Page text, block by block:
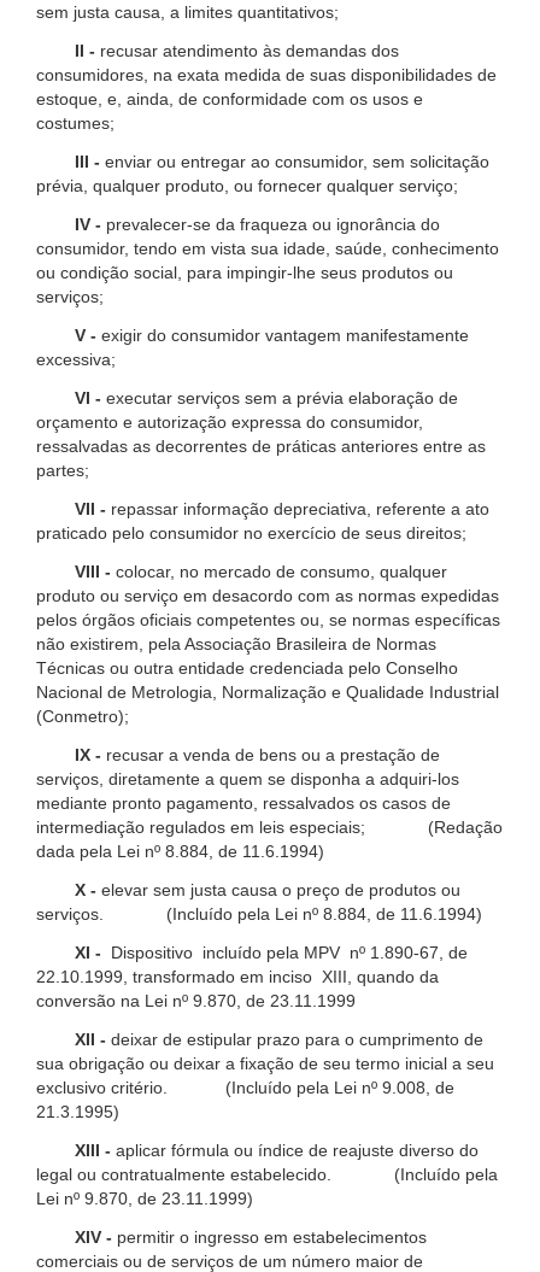
sem justa causa, a limites quantitativos;
II - recusar atendimento às demandas dos
consumidores, na exata medida de suas disponibilidades de
estoque, e, ainda, de conformidade com os usos e
costumes;
III - enviar ou entregar ao consumidor, sem solicitação
prévia, qualquer produto, ou fornecer qualquer serviço;
IV - prevalecer-se da fraqueza ou ignorância do
consumidor, tendo em vista sua idade, saúde, conhecimento
ou condição social, para impingir-lhe seus produtos ou
serviços;
V - exigir do consumidor vantagem manifestamente
excessiva;
VI - executar serviços sem a prévia elaboração de
orçamento e autorização expressa do consumidor,
ressalvadas as decorrentes de práticas anteriores entre as
partes;
VII - repassar informação depreciativa, referente a ato
praticado pelo consumidor no exercício de seus direitos;
VIII - colocar, no mercado de consumo, qualquer
produto ou serviço em desacordo com as normas expedidas
pelos órgãos oficiais competentes ou, se normas específicas
não existirem, pela Associação Brasileira de Normas
Técnicas ou outra entidade credenciada pelo Conselho
Nacional de Metrologia, Normalização e Qualidade Industrial
(Conmetro);
IX - recusar a venda de bens ou a prestação de
serviços, diretamente a quem se disponha a adquiri-los
mediante pronto pagamento, ressalvados os casos de
intermediação regulados em leis especiais; (Redação
dada pela Lei nº 8.884, de 11.6.1994)
X - elevar sem justa causa o preço de produtos ou
serviços. (Incluído pela Lei nº 8.884, de 11.6.1994)
XI -
Dispositivo incluído pela MPV nº 1.890-67, de
22.10.1999, transformado em inciso XIII, quando da
conversão na Lei nº 9.870, de 23.11.1999
XII - deixar de estipular prazo para o cumprimento de
sua obrigação ou deixar a fixação de seu termo inicial a seu
exclusivo critério. (Incluído pela Lei nº 9.008, de
21.3.1995)
XIII - aplicar fórmula ou índice de reajuste diverso do
legal ou contratualmente estabelecido. (Incluído pela
Lei nº 9.870, de 23.11.1999)
XIV - permitir o ingresso em estabelecimentos
comerciais ou de serviços de um número maior de